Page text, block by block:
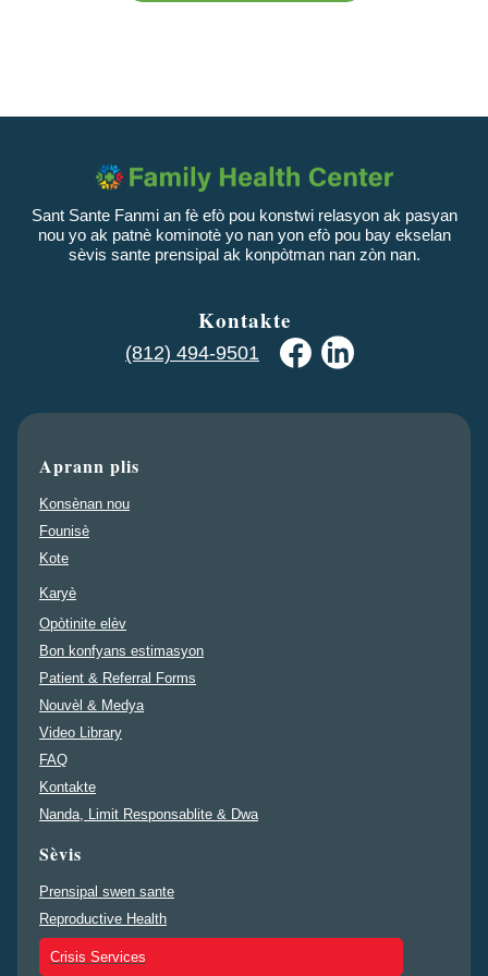
Sant Sante Fanmi an fè efò pou konstwi relasyon ak pasyan
nou yo ak patnè kominotè yo nan yon efò pou bay ekselan
sèvis sante prensipal ak konpòtman nan zòn nan.
Kontakte
(812) 494-9501
Aprann plis
Konsènan nou
Founisè
Kote
Karyè
Opòtinite elèv
Bon konfyans estimasyon
Patient & Referral Forms
Nouvèl & Medya
Video Library
FAQ
Kontakte
Nanda, Limit Responsablite & Dwa
Sèvis
Prensipal swen sante
Reproductive Health
Crisis Services